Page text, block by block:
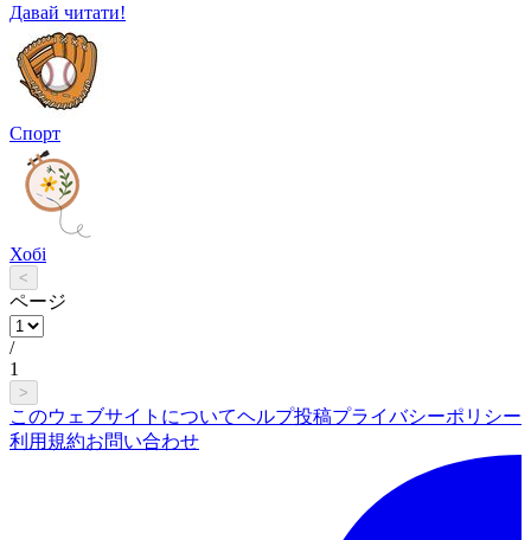
Давай читати!
Спорт
Хобі
<
ページ
/
1
>
このウェブサイトについてヘルプ投稿プライバシーポリシー
利用規約お問い合わせ